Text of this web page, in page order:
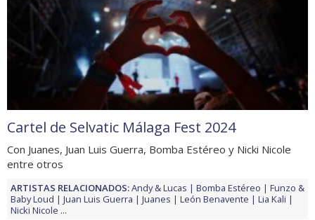
Cartel de Selvatic Málaga Fest 2024
Con Juanes, Juan Luis Guerra, Bomba Estéreo y Nicki Nicole
entre otros
ARTISTAS RELACIONADOS:Andy & Lucas Bomba Estéreo
Funzo &
Baby Loud
Juan Luis Guerra Juanes León Benavente
Lia Kali
Nicki Nicole ...